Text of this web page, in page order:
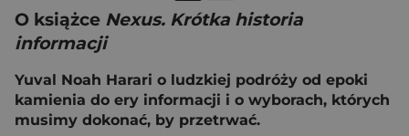
O książce Nexus. Krótka historia
informacji
Yuval Noah Harari o ludzkiej podróży od epoki
kamienia do ery informacji i o wyborach, których
musimy dokonać, by przetrwać.